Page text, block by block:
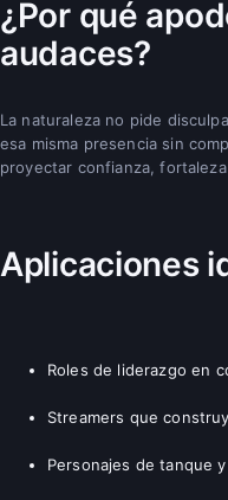
¿Por qué
audaces?
La naturaleza no pide
esa misma presencia sin
proyectar confianza,
Aplicaciones
Roles de liderazgo en
Streamers que
Personajes de tanque